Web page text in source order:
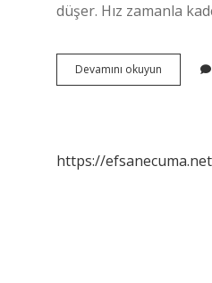
düşer. Hız zamanla
Devamını okuyun
Ne
https://efsanecuma.net